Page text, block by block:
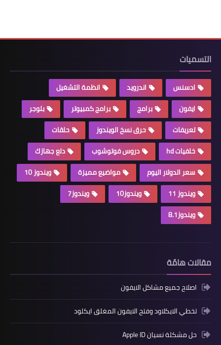
التسميات
ادسنس اندرويد
انظمة التشغيل
ايفون
برامج برامج كمبيوتر
بلوجر
تعريفات
حرق نسخ الويندوز
حلقات
خلفيات hd
دروس فوتوشوب
دلع جهازك
سعر الدولار اليوم
مواضيع مميزة
ويندوز 10
ويندوز 11
ويندوز10
ويندوز7
ويندوز8.1
مقالات هامّة
اصلاح جميع مشاكل الايفون
تخطي الايكلاود وفتح الايفون المغلق ايكلود
حل مشكلة نسيان Apple ID